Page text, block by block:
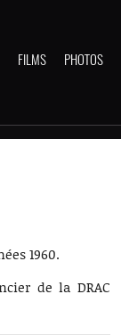
FILMS PHOTOS
1960.
de la DRAC